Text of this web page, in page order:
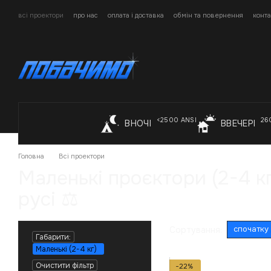
всі проектори про нас оплата і доставка обмін та повернення
ВНОЧІ <2500 ANSI ВВЕЧЕРІ
Головна Всі проектори
−22%
Габарити:
Маленькі (2-4 кг)
Очистити фільтр